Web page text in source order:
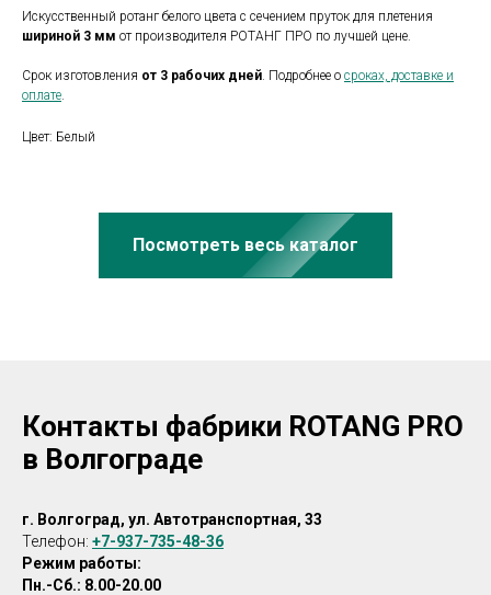
Искусственный ротанг белого цвета с сечением пруток для плетения
шириной 3 мм от производителя РОТАНГ ПРО по лучшей цене.
Срок изготовления от 3 рабочих дней. Подробнее о сроках, доставке и
оплате.
Цвет: Белый
Посмотреть весь каталог
Контакты фабрики ROTANG PRO
в Волгограде
г. Волгоград, ул. Автотранспортная, 33
Телефон: +7-937-735-48-36
Режим работы:
Пн.-Сб.: 8.00-20.00